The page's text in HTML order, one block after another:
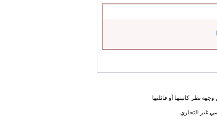
نظر كاتبتها أو قائلتها
غير التجاري